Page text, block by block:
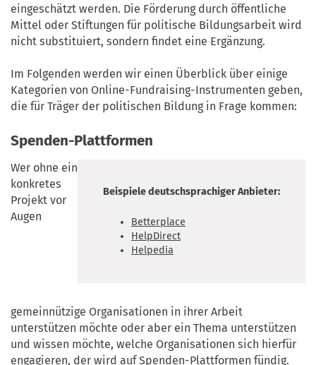
eingeschätzt werden. Die Förderung durch öffentliche
Mittel oder Stiftungen für politische Bildungsarbeit wird
nicht substituiert, sondern findet eine Ergänzung.
Im Folgenden werden wir einen Überblick über einige
Kategorien von Online-Fundraising-Instrumenten geben,
die für Träger der politischen Bildung in Frage kommen:
Spenden-Plattformen
Beispiele deutschsprachiger Anbieter:
Betterplace
HelpDirect
Helpedia
Wer ohne ein
konkretes
Projekt vor
Augen
gemeinnützige Organisationen in ihrer Arbeit
unterstützen möchte oder aber ein Thema unterstützen
und wissen möchte, welche Organisationen sich hierfür
engagieren, der wird auf Spenden-Plattformen fündig.